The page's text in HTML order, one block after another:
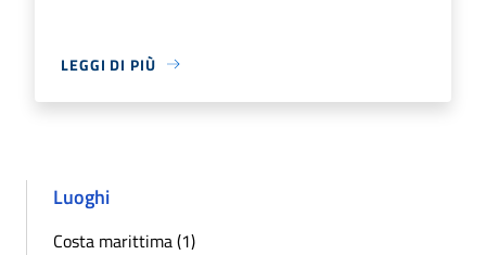
LEGGI DI PIÙ
Luoghi
Costa marittima (1)